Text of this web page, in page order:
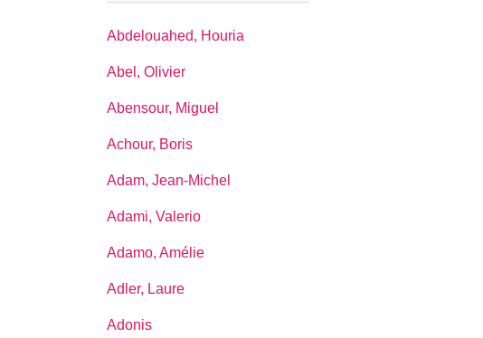
Abdelouahed, Houria
Abel, Olivier
Abensour, Miguel
Achour, Boris
Adam, Jean-Michel
Adami, Valerio
Adamo, Amélie
Adler, Laure
Adonis